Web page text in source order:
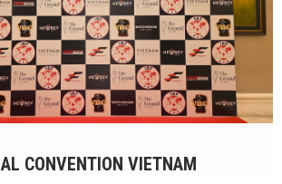
sự nghiệp quyền Anh nhà nghề khá muộn, vì
và nắm bắt mọi cơ hội đến với mình."
Myer Productions
Laia
CONVENTION VIETNAM